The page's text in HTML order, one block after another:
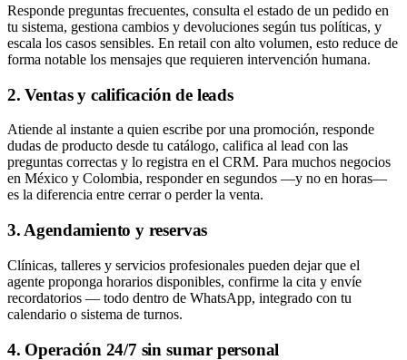
Responde preguntas frecuentes, consulta el estado de un pedido en
tu sistema, gestiona cambios y devoluciones según tus políticas, y
escala los casos sensibles. En retail con alto volumen, esto reduce de
forma notable los mensajes que requieren intervención humana.
2. Ventas y calificación de leads
Atiende al instante a quien escribe por una promoción, responde
dudas de producto desde tu catálogo, califica al lead con las
preguntas correctas y lo registra en el CRM. Para muchos negocios
en México y Colombia, responder en segundos —y no en horas—
es la diferencia entre cerrar o perder la venta.
3. Agendamiento y reservas
Clínicas, talleres y servicios profesionales pueden dejar que el
agente proponga horarios disponibles, confirme la cita y envíe
recordatorios — todo dentro de WhatsApp, integrado con tu
calendario o sistema de turnos.
4. Operación 24/7 sin sumar personal